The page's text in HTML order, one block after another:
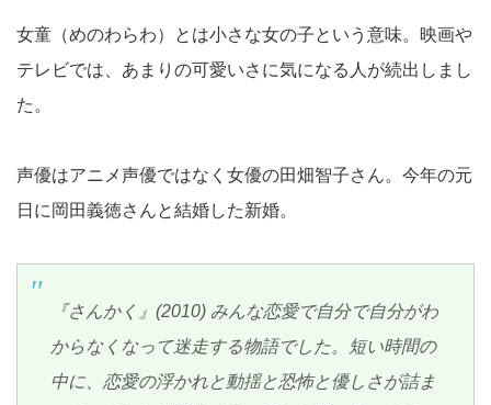
女童（めのわらわ）とは小さな女の子という意味。映画や
テレビでは、あまりの可愛いさに気になる人が続出しまし
た。
声優はアニメ声優ではなく女優の田畑智子さん。今年の元
日に岡田義徳さんと結婚した新婚。
『さんかく』(2010) みんな恋愛で自分で自分がわ
からなくなって迷走する物語でした。短い時間の
中に、恋愛の浮かれと動揺と恐怖と優しさが詰ま